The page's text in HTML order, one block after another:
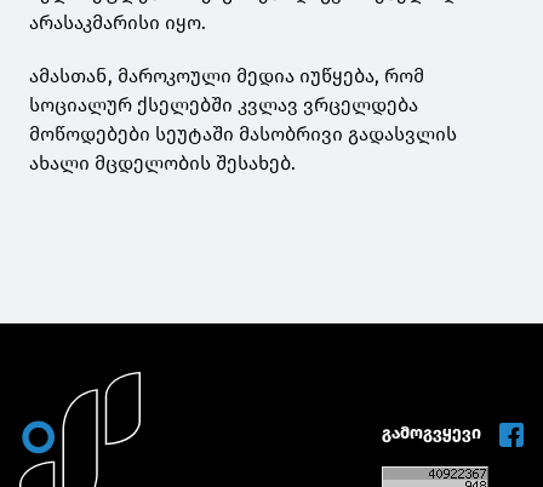
არასაკმარისი იყო.
ამასთან, მაროკოული მედია იუწყება, რომ
სოციალურ ქსელებში კვლავ ვრცელდება
მოწოდებები სეუტაში მასობრივი გადასვლის
ახალი მცდელობის შესახებ.
გამოგვყევი